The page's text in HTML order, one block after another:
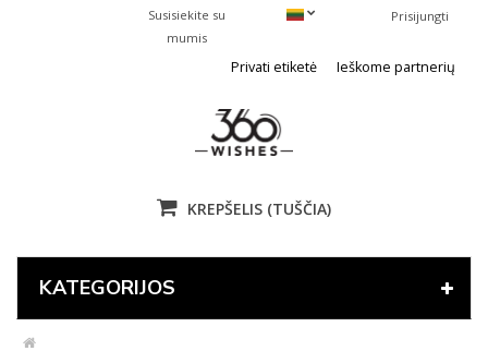
Prisijungti
Susisiekite su
mumis
Ieškome partnerių
Privati etiketė
KREPŠELIS (TUŠČIA)
KATEGORIJOS